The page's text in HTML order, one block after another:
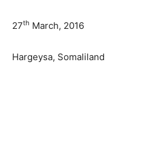
27th March, 2016
Hargeysa, Somaliland